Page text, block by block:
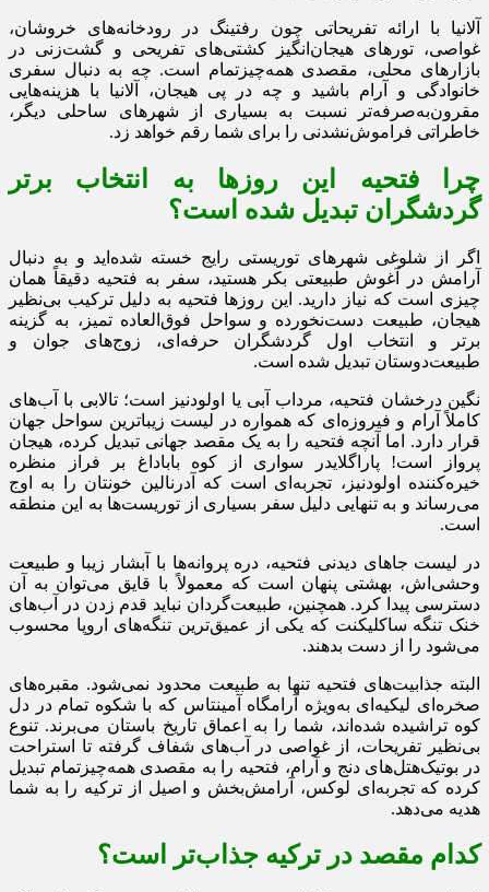
آلانیا با ارائه تفریحاتی چون رفتینگ در رودخانه‌های خروشان،
غواصی، تورهای هیجان‌انگیز کشتی‌های تفریحی و گشت‌زنی در
بازارهای محلی، مقصدی همه‌چیزتمام است. چه به دنبال سفری
خانوادگی و آرام باشید و چه در پی هیجان، آلانیا با هزینه‌هایی
مقرون‌به‌صرفه‌تر نسبت به بسیاری از شهرهای ساحلی دیگر،
خاطراتی فراموش‌نشدنی را برای شما رقم خواهد زد.
چرا فتحیه این روزها به انتخاب برتر
گردشگران تبدیل شده است؟
اگر از شلوغی شهرهای توریستی رایج خسته شده‌اید و به دنبال
آرامش در آغوش طبیعتی بکر هستید، سفر به فتحیه دقیقاً همان
چیزی است که نیاز دارید. این روزها فتحیه به دلیل ترکیب بی‌نظیر
هیجان، طبیعت دست‌نخورده و سواحل فوق‌العاده تمیز، به گزینه
برتر و انتخاب اول گردشگران حرفه‌ای، زوج‌های جوان و
طبیعت‌دوستان تبدیل شده است.
نگین درخشان فتحیه، مرداب آبی یا اولودنیز است؛ تالابی با آب‌های
کاملاً آرام و فیروزه‌ای که همواره در لیست زیباترین سواحل جهان
قرار دارد. اما آنچه فتحیه را به یک مقصد جهانی تبدیل کرده، هیجان
پرواز است! پاراگلایدر سواری از کوه باباداغ بر فراز منظره
خیره‌کننده اولودنیز، تجربه‌ای است که آدرنالین خونتان را به اوج
می‌رساند و به تنهایی دلیل سفر بسیاری از توریست‌ها به این منطقه
است.
در لیست جاهای دیدنی فتحیه، دره پروانه‌ها با آبشار زیبا و طبیعت
وحشی‌اش، بهشتی پنهان است که معمولاً با قایق می‌توان به آن
دسترسی پیدا کرد. همچنین، طبیعت‌گردان نباید قدم زدن در آب‌های
خنک تنگه ساکلیکنت که یکی از عمیق‌ترین تنگه‌های اروپا محسوب
می‌شود را از دست بدهند.
البته جذابیت‌های فتحیه تنها به طبیعت محدود نمی‌شود. مقبره‌های
صخره‌ای لیکیه‌ای به‌ویژه آرامگاه آمینتاس که با شکوه تمام در دل
کوه تراشیده شده‌اند، شما را به اعماق تاریخ باستان می‌برند. تنوع
بی‌نظیر تفریحات، از غواصی در آب‌های شفاف گرفته تا استراحت
در بوتیک‌هتل‌های دنج و آرام، فتحیه را به مقصدی همه‌چیزتمام تبدیل
کرده که تجربه‌ای لوکس، آرامش‌بخش و اصیل از ترکیه را به شما
هدیه می‌دهد.
کدام مقصد در ترکیه جذاب‌تر است؟